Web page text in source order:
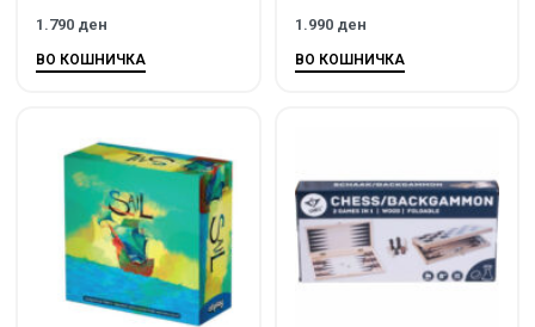
1.790 ден
ВО КОШНИЧКА
1.990 ден
ВО КОШНИЧКА